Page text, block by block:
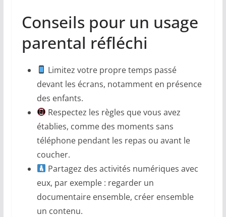
Conseils pour un usage
parental réfléchi
Limitez votre propre temps passé
devant les écrans, notamment en présence
des enfants.
Respectez les règles que vous avez
établies, comme des moments sans
téléphone pendant les repas ou avant le
coucher.
Partagez des activités numériques avec
eux, par exemple : regarder un
documentaire ensemble, créer ensemble
un contenu.